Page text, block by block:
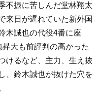
不振に苦しんだ堂林翔太
来日が遅れていた新外国
木誠也の代役4番に座
大も前評判の高かった
けるなど、主力、生え抜
、鈴木誠也が抜けた穴を